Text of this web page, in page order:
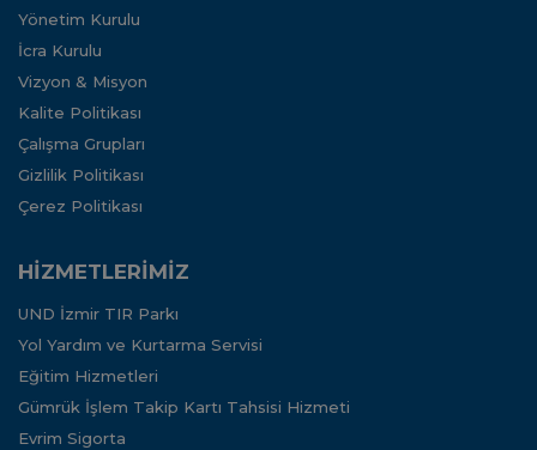
Yönetim Kurulu
İcra Kurulu
Vizyon & Misyon
Kalite Politikası
Çalışma Grupları
Gizlilik Politikası
Çerez Politikası
HİZMETLERİMİZ
UND İzmir TIR Parkı
Yol Yardım ve Kurtarma Servisi
Eğitim Hizmetleri
Gümrük İşlem Takip Kartı Tahsisi Hizmeti
Evrim Sigorta